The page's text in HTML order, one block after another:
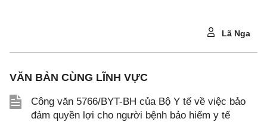
Lã Nga
VĂN BẢN CÙNG LĨNH VỰC
Công văn 5766/BYT-BH của Bộ Y tế về việc bảo
đảm quyền lợi cho người bệnh bảo hiểm y tế